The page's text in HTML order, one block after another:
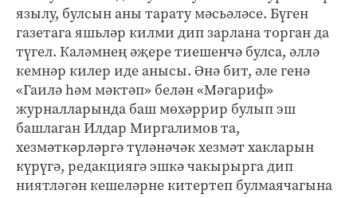
язылу, булсын аны тарату мәсьәләсе. Бүген
газетага яшьләр килми дип зарлана торган да
түгел. Каләмнең әҗере тиешенчә булса, әллә
кемнәр килер иде анысы. Әнә бит, әле генә
«Гаилә һәм мәктәп» белән «Мәгариф»
журналларында баш мөхәррир булып эш
башлаган Илдар Миргалимов та,
хезмәткәрләргә түләнәчәк хезмәт хакларын
күрүгә, редакциягә эшкә чакырырга дип
ниятләгән кешеләрне китертеп булмаячагына